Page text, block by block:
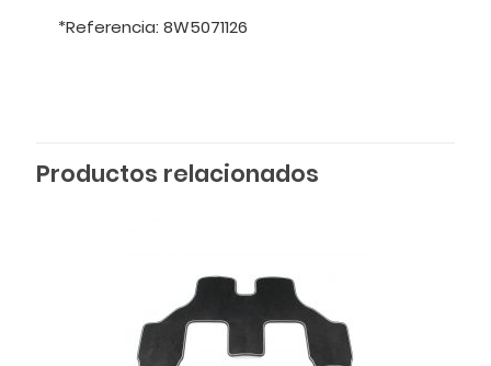
*Referencia: 8W5071126
Productos relacionados